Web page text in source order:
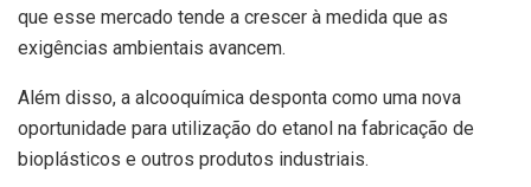
que esse mercado tende a crescer à medida que as
exigências ambientais avancem.
Além disso, a alcooquímica desponta como uma nova
oportunidade para utilização do etanol na fabricação de
bioplásticos e outros produtos industriais.